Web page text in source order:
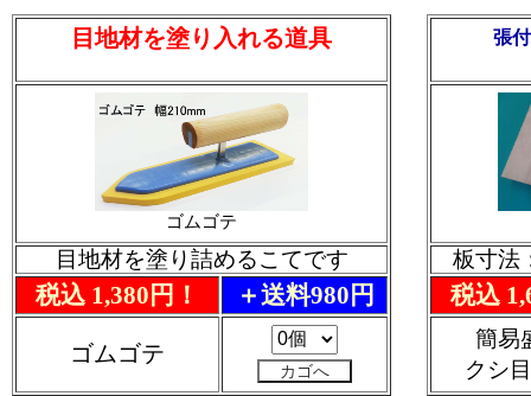
目地材を塗り入れる道具
ゴムゴテ
目地材を塗り詰めるこてです
税込 1,380円！ ＋送料980円
ゴムゴテ
張
板寸法
税込
簡易
クシ